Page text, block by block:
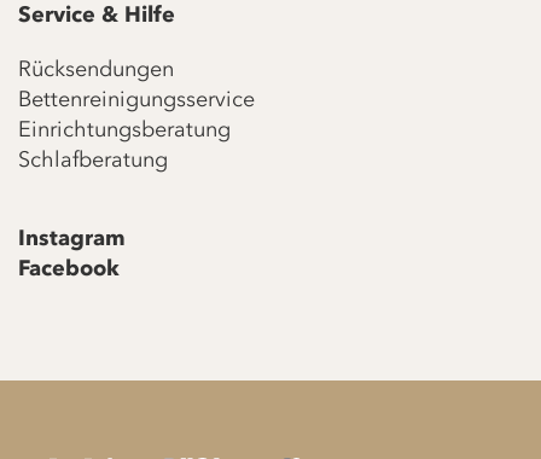
Service & Hilfe
Rücksendungen
Bettenreinigungsservice
Einrichtungsberatung
Schlafberatung
Instagram
Facebook